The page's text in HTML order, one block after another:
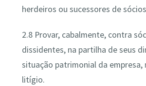
herdeiros ou sucessores de
2.8 Provar, cabalmente, contra
dissidentes, na partilha de seus
situação patrimonial da empresa,
litígio.